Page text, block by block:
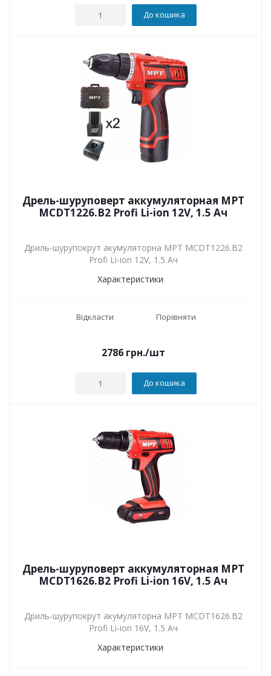
До кошика
Дрель-шуруповерт аккумуляторная MPT
MCDT1226.B2 Profi Li-ion 12V, 1.5 Ач
Дриль-шурупокрут акумуляторна MPT MCDT1226.B2
Profi Li-ion 12V, 1.5 Ач
Характеристики
Відкласти Порівняти
2786 грн./шт
До кошика
Дрель-шуруповерт аккумуляторная MPT
MCDT1626.B2 Profi Li-ion 16V, 1.5 Ач
Дриль-шурупокрут акумуляторна MPT MCDT1626.B2
Profi Li-ion 16V, 1.5 Ач
Характеристики